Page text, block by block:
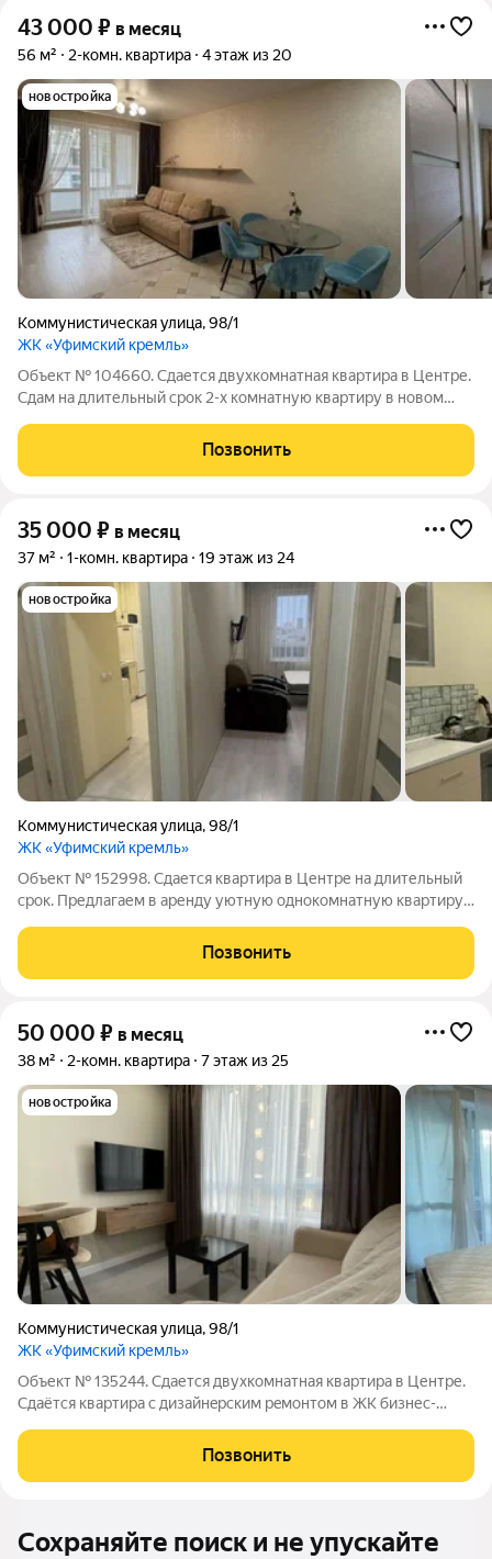
43 000 ₽ в месяц
56 м² 2-комн. квартира 4 этаж из 20
новостройка
Коммунистическая улица,98/1
ЖК «Уфимский кремль»
Объект № 104660. Сдается двухкомнатная квартира в Центре.
Сдам на длительный срок 2-х комнатную квартиру в новом
Позвонить
35 000 ₽ в месяц
37 м² 1-комн. квартира 19 этаж из 24
новостройка
Коммунистическая улица,98/1
ЖК «Уфимский кремль»
Объект № 152998. Сдается квартира в Центре на длительный
срок. Предлагаем в аренду уютную однокомнатную квартиру
улица, 98/1. Квартира расположена на 19 этаже 24-этажного
дома, построенного в
Позвонить
50 000 ₽ в месяц
38 м² 2-комн. квартира 7 этаж из 25
новостройка
Коммунистическая улица,98/1
ЖК «Уфимский кремль»
Объект № 135244. Сдается двухкомнатная квартира в Центре.
Cдаётcя квартиpa c дизайнeрским peмoнтoм в ЖK бизнес-
годa. - теплыe полы в вaннoй - гаpдеpoбная - вся тeхникa новая
(cтиральнaя мaшина,
Позвонить
Сохраняйте поиск и не упускайте